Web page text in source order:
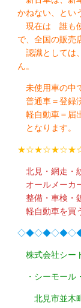
かねない、とい
現在は 誰も
で、全国の販売
認識としては
ん。
未使用車の中
普通車＝登録
軽自動車＝届
となります。
北見・網走・
オールメーカ
整備・車検・
軽自動車を買
株式会社シー
・シーモール
北見市並木